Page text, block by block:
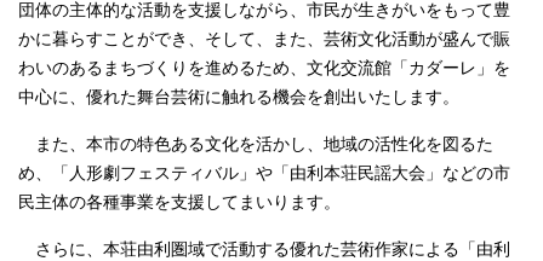
団体の主体的な活動を支援しながら、市民が生きがいをもって豊
かに暮らすことができ、そして、また、芸術文化活動が盛んで賑
わいのあるまちづくりを進めるため、文化交流館「カダーレ」を
中心に、優れた舞台芸術に触れる機会を創出いたします。
また、本市の特色ある文化を活かし、地域の活性化を図るた
め、「人形劇フェスティバル」や「由利本荘民謡大会」などの市
民主体の各種事業を支援してまいります。
さらに、本荘由利圏域で活動する優れた芸術作家による「由利